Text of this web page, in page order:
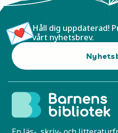
Håll dig uppdaterad!
vårt nyhetsbrev.